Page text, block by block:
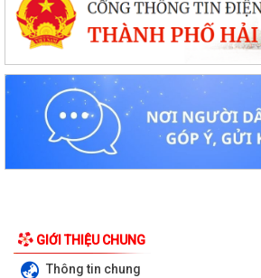
GIỚI THIỆU CHUNG
Thông tin chung